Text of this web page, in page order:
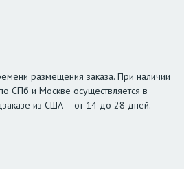
размещения заказа. При наличии
СПб и Москве осуществляется в
из США – от 14 до 28 дней.